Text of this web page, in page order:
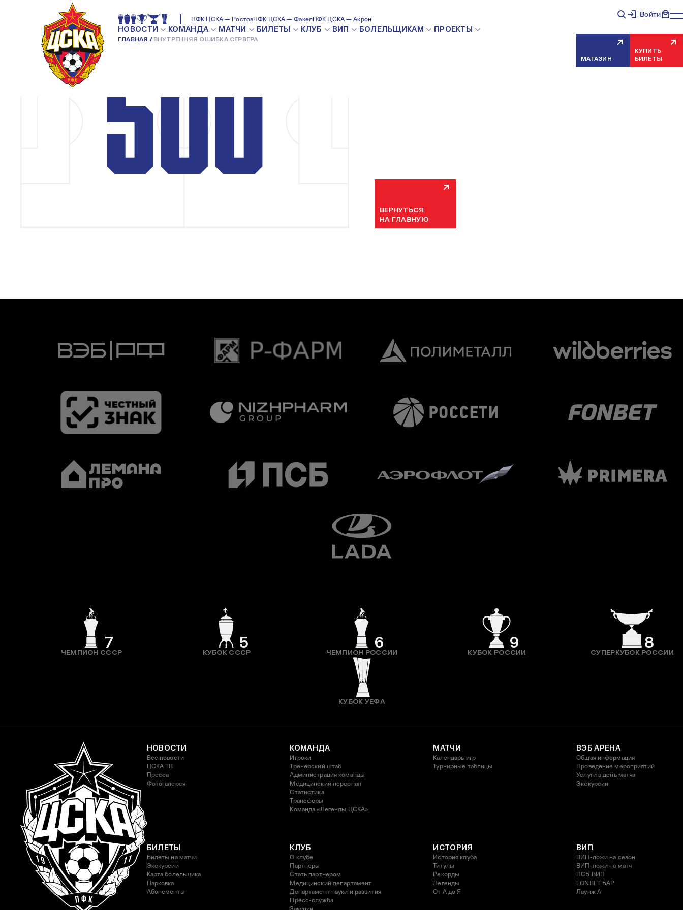
ПФК ЦСКА — РостовПФК ЦСКА — ФакелПФК ЦСКА — Акрон
НОВОСТИ КОМАНДА МАТЧИ БИЛЕТЫ КЛУБ ВИП БОЛЕЛЬЩИКАМ ПРОЕКТЫ
ГЛАВНАЯ ВНУТРЕННЯЯ ОШИБКА СЕРВЕРА
Войти
МАГАЗИН
КУПИТЬ
БИЛЕТЫ
ВНУТРЕННЯЯ ОШИБКА СЕРВЕРА
Мы уже устраняем неисправность, попробуйте обновить страницу через
ВЕРНУТЬСЯ
НА ГЛАВНУЮ
7
ЧЕМПИОН СССР
5
КУБОК СССР
6
ЧЕМПИОН РОССИИ
9
КУБОК РОССИИ
8
СУПЕРКУБОК РОССИИ
КУБОК УЕФА
НОВОСТИ
Все новости
ЦСКА ТВ
Пресса
Фотогалерея
КОМАНДА
Игроки
Тренерский штаб
Администрация команды
Медицинский персонал
Статистика
Трансферы
Команда «Легенды ЦСКА»
МАТЧИ
Календарь игр
Турнирные таблицы
ВЭБ АРЕНА
Общая информация
Проведение мероприятий
Услуги в день матча
Экскурсии
БИЛЕТЫ
Билеты на матчи
Экскурсии
Карта болельщика
Парковка
Абонементы
КЛУБ
О клубе
Партнеры
Стать партнером
Медицинский департамент
Департамент науки и развития
Пресс-служба
ИСТОРИЯ
История клуба
Титулы
Рекорды
Легенды
От А до Я
ВИП
ВИП-ложи на сезон
ВИП-ложи на матч
ПСБ ВИП
FONBET БАР
Лаунж A